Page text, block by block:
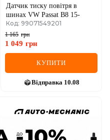
Датчик тиску повітря в
шинах VW Passat B8 15-
Код: 99071549201
1 165 грн
1 049 грн
КУПИТИ
Відправка 10.08